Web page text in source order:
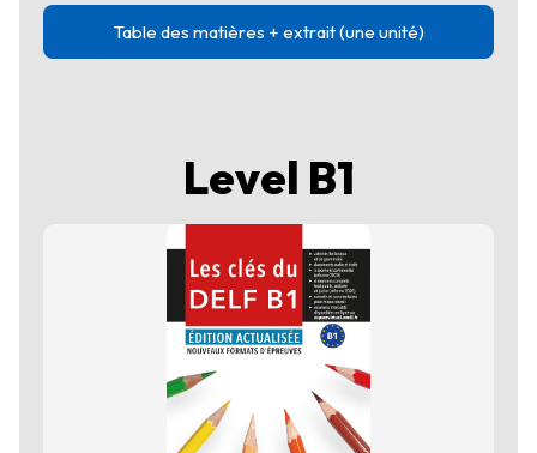
Table des matières + extrait (une unité)
Level B1